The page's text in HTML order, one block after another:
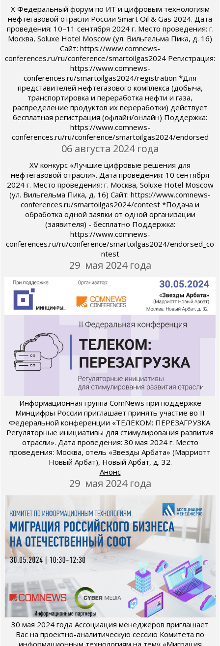
X Федеральный форум по ИТ и цифровым технологиям
нефтегазовой отрасли России Smart Oil & Gas 2024. Дата
проведения: 10–11 сентября 2024 г. Место проведения: г.
Москва, Soluxe Hotel Moscow (ул. Вильгельма Пика, д. 16)
Сайт: https://www.comnews-
conferences.ru/ru/conference/smartoilgas2024 Регистрация:
https://www.comnews-
conferences.ru/smartoilgas2024/registration *Для
представителей нефтегазового комплекса (добыча,
транспортировка и переработка нефти и газа,
распределение продуктов их переработки) действует
бесплатная регистрация (офлайн/онлайн) Поддержка:
https://www.comnews-
conferences.ru/ru/conference/smartoilgas2024/endorsed
06 августа 2024 года
XV конкурс «Лучшие цифровые решения для
нефтегазовой отрасли». Дата проведения: 10 сентября
2024 г. Место проведения: г. Москва, Soluxe Hotel Moscow
(ул. Вильгельма Пика, д. 16) Сайт: https://www.comnews-
conferences.ru/smartoilgas2024/contest *Подача и
обработка одной заявки от одной организации
(заявителя) - бесплатно Поддержка:
https://www.comnews-
conferences.ru/ru/conference/smartoilgas2024/endorsed_co
ntest
29 мая 2024 года
Информационная группа ComNews при поддержке
Минцифры России приглашает принять участие во II
Федеральной конференции «ТЕЛЕКОМ: ПЕРЕЗАГРУЗКА.
Регуляторные инициативы для стимулирования развития
отрасли». Дата проведения: 30 мая 2024 г. Место
проведения: Москва, отель «Звезды Арбата» (Марриотт
Новый Арбат), Новый Арбат, д. 32.
Анонс
29 мая 2024 года
30 мая 2024 года Ассоциация менеджеров приглашает
Вас на проектно-аналитическую сессию Комитета по
информационным технологиям на тему «Миграция